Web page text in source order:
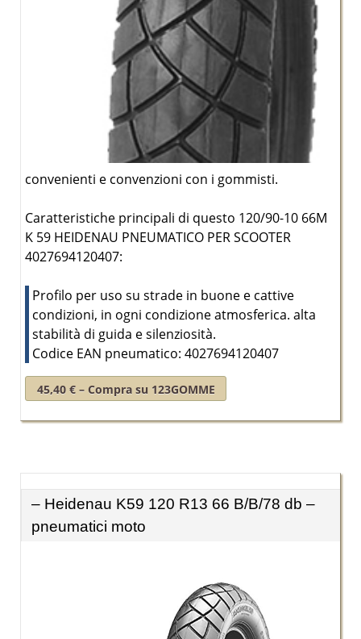
convenienti e convenzioni con i gommisti.
Caratteristiche principali di questo 120/90-10 66M
K 59 HEIDENAU PNEUMATICO PER SCOOTER
4027694120407:
Profilo per uso su strade in buone e cattive
condizioni, in ogni condizione atmosferica. alta
stabilità di guida e silenziosità.
Codice EAN pneumatico: 4027694120407
45,40 € – Compra su 123GOMME
– Heidenau K59 120 R13 66 B/B/78 db –
pneumatici moto